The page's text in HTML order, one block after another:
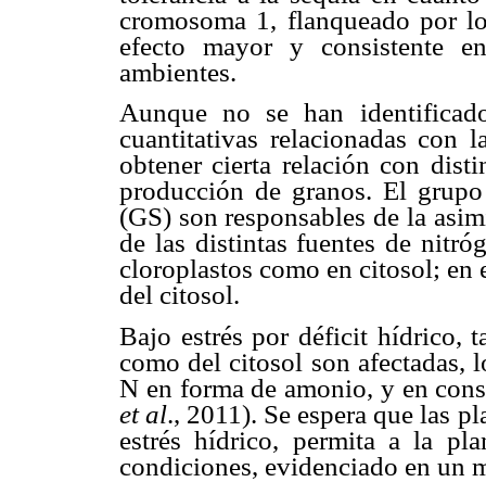
cromosoma 1, flanqueado por
efecto mayor y consistente
ambientes.
Aunque no se han
cuantitativas relacionadas con
obtener cierta relación con
producción de granos. El
(GS) son responsables de la
de las distintas fuentes de
cloroplastos como en citosol; en
del citosol.
Bajo estrés por déficit hídrico,
como del citosol son afectadas,
N en forma de amonio, y en
et al., 2011). Se espera que las
estrés hídrico, permita a la
condiciones, evidenciado en un